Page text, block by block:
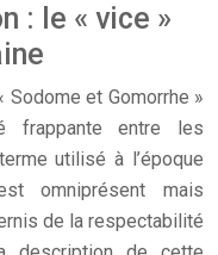
: le « vice »
et Gomorrhe »
frappante entre les
utilisé à l’époque
omniprésent mais
de la respectabilité